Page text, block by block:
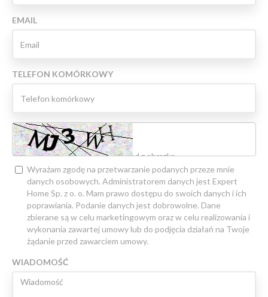
EMAIL
TELEFON KOMÓRKOWY
Wyrażam zgodę na przetwarzanie podanych przeze mnie
danych osobowych. Administratorem danych jest Expert
Home Sp. z o. o. Mam prawo dostępu do swoich danych i ich
poprawiania. Podanie danych jest dobrowolne. Dane
zbierane są w celu marketingowym oraz w celu realizowania i
wykonania zawartej umowy lub do podjęcia działań na Twoje
żądanie przed zawarciem umowy.
WIADOMOŚĆ